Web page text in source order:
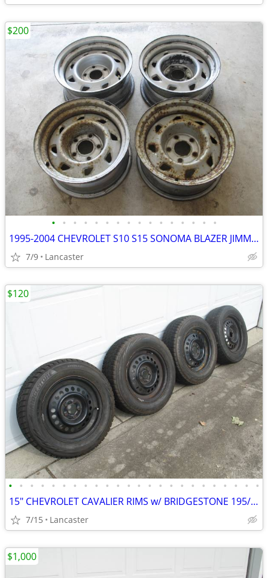
• • • • • • • • • • • • • • • •
1995-2004 CHEVROLET S10 S15 SONOMA BLAZER JIMMY15x7 OEM STEEL WHEELS
7/9 Lancaster
$200
• • • • • • • • • • • • • • • • • • • • • • • •
15" CHEVROLET CAVALIER RIMS w/ BRIDGESTONE 195/65R15 TIRES
7/15 Lancaster
$120
$1,000